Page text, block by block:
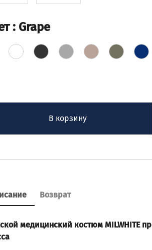
: Grape
В корзину
Возврат
медицинский костюм MILWHITE